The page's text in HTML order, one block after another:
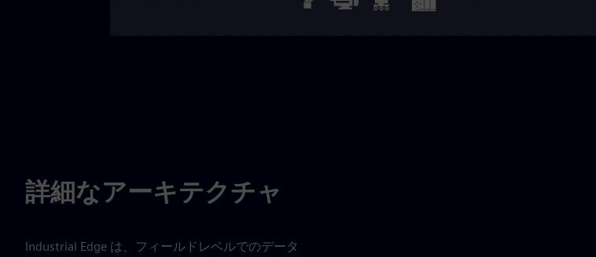
詳細なアーキテクチャ
Industrial Edge は、フィールドレベルでのデータ